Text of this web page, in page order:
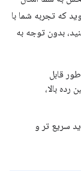
که تجربه شما با
بدون توجه به
قابل
بالا،
سریع تر و